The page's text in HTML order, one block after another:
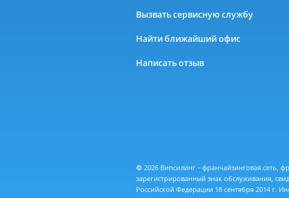
Вызвать сервисную службу
Найти ближайший офис
Написать отзыв
© 2026 Випсилинг - франчайзинговая сеть,
зарегистрированный знак обслуживания,
Российской Федерации 18 сентября 2014 г.